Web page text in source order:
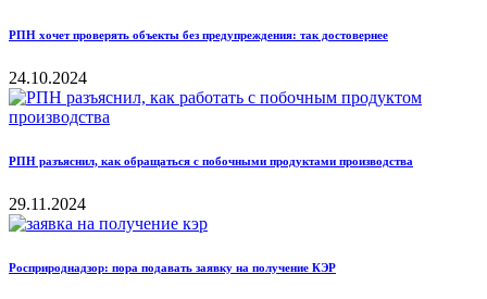
РПН хочет проверять объекты без предупреждения: так достовернее
24.10.2024
РПН разъяснил, как обращаться с побочными продуктами производства
29.11.2024
Росприроднадзор: пора подавать заявку на получение КЭР